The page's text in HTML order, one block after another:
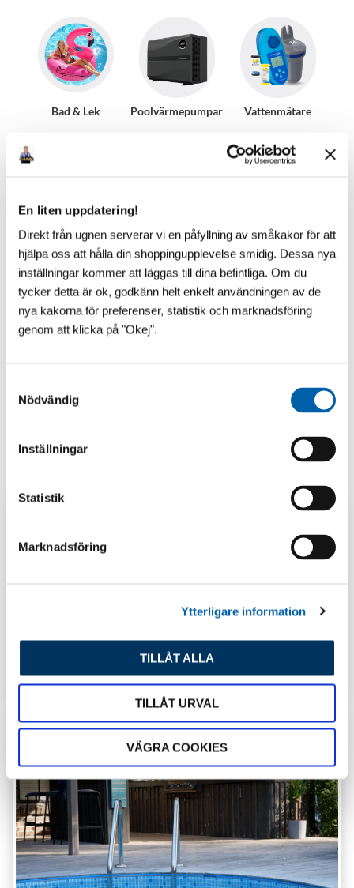
En liten uppdatering!
Direkt från ugnen serverar vi en påfyllning av småkakor för att
hjälpa oss att hålla din shoppingupplevelse smidig. Dessa nya
inställningar kommer att läggas till dina befintliga. Om du
tycker detta är ok, godkänn helt enkelt användningen av de
nya kakorna för preferenser, statistik och marknadsföring
genom att klicka på "Okej".
Nödvändig
Inställningar
Statistik
Marknadsföring
Ytterligare information
TILLÅT ALLA
TILLÅT URVAL
VÄGRA COOKIES
Bad & Lek Poolvärmepumpar Vattenmätare
Pooltillbehör AutoPool
GUIDER LAGERSHOP